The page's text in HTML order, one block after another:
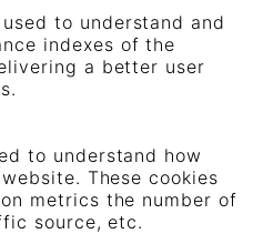
to understand and
indexes of the
a better user
to understand how
These cookies
metrics the number of
source, etc.